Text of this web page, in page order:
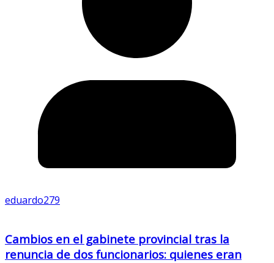
eduardo279
Cambios en el gabinete provincial tras la
renuncia de dos funcionarios: quienes eran